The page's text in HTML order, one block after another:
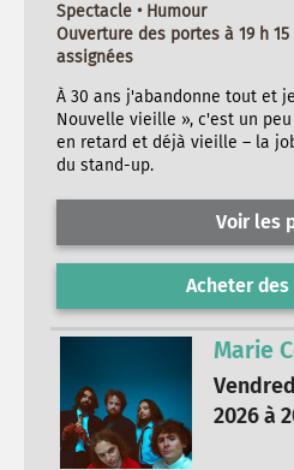
Spectacle • Humour
Ouverture des portes à 19 h 15
assignées
À 30 ans j'abandonne tout et
Nouvelle vieille », c'est un
en retard et déjà vieille – la
du stand-up.
Voir les
Acheter
Marie
2026 à